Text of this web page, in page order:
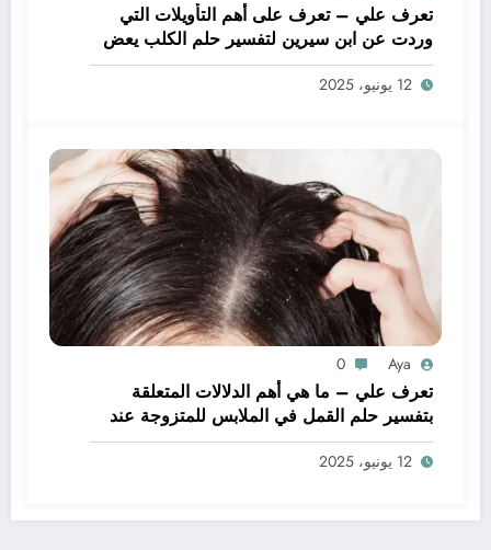
تعرف علي – تعرف على أهم التأويلات التي
وردت عن ابن سيرين لتفسير حلم الكلب يعض
يدي – بالتفصيل
12 يونيو، 2025
Aya
0
تعرف علي – ما هي أهم الدلالات المتعلقة
بتفسير حلم القمل في الملابس للمتزوجة عند
ابن سيرين؟ – بالتفصيل
12 يونيو، 2025